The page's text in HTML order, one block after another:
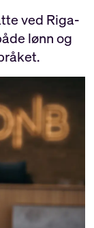
ved Riga-
lønn og